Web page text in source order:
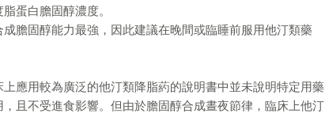
蛋白膽固醇濃度。
膽固醇能力最強，因此建議在晚間或臨睡前服用他汀類藥
應用較為廣泛的他汀類降脂葯的說明書中並未說明特定用藥
且不受進食影響。但由於膽固醇合成晝夜節律，臨床上他汀